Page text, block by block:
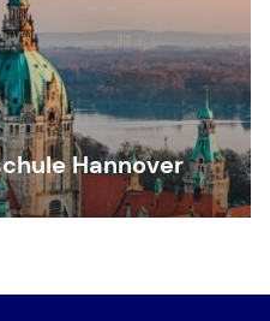
Hannover